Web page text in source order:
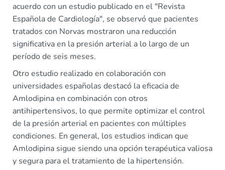
acuerdo con un estudio publicado en el "Revista
Española de Cardiología", se observó que pacientes
tratados con Norvas mostraron una reducción
significativa en la presión arterial a lo largo de un
período de seis meses.
Otro estudio realizado en colaboración con
universidades españolas destacó la eficacia de
Amlodipina en combinación con otros
antihipertensivos, lo que permite optimizar el control
de la presión arterial en pacientes con múltiples
condiciones. En general, los estudios indican que
Amlodipina sigue siendo una opción terapéutica valiosa
y segura para el tratamiento de la hipertensión.